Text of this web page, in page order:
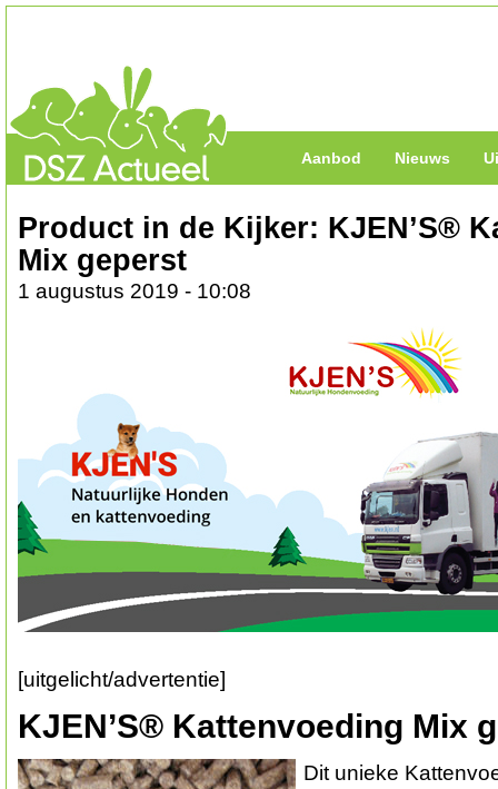
Aanbod Nieuws
Product in de Kijker: KJEN’S®
Mix geperst
1 augustus 2019 - 10:08
[uitgelicht/advertentie]
KJEN’S® Kattenvoeding Mix
Dit unieke